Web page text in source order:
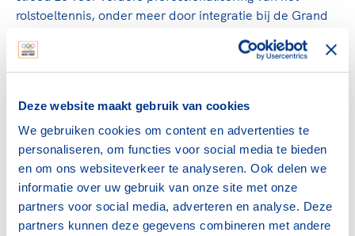
Deze website maakt gebruik van cookies
We gebruiken cookies om content en advertenties te
personaliseren, om functies voor social media te bieden
en om ons websiteverkeer te analyseren. Ook delen we
informatie over uw gebruik van onze site met onze
partners voor social media, adverteren en analyse. Deze
partners kunnen deze gegevens combineren met andere
rolstoeltennis, onder meer door integratie bij de Grand
2009 werd Vergeer toernooidirecteur van het ABN AMRO
rolstoeltennis toernooi in Rotterdam, dat hiermee het
valide en minder valide tennissers in actie komen.
In 2004 richtte Vergeer de Esther Vergeer Foundation
op, die zich inzet om kinderen met een lichamelijke
beperking te helpen om te sporten bij 'gewone'
sportverenigingen.